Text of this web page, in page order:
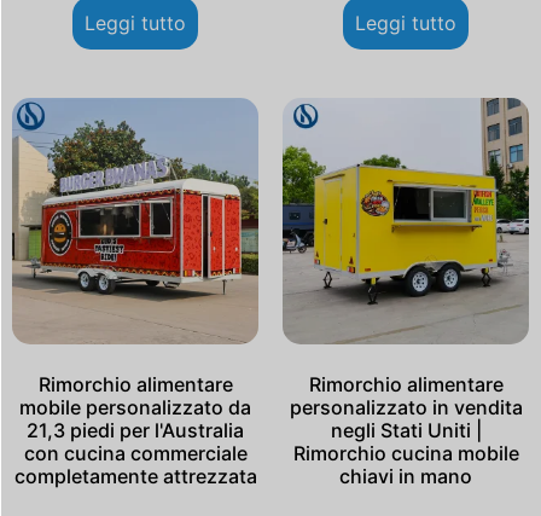
Leggi tutto Leggi tutto
Rimorchio alimentare
mobile personalizzato da
21,3 piedi per l'Australia
con cucina commerciale
completamente attrezzata
Rimorchio alimentare
personalizzato in vendita
negli Stati Uniti |
Rimorchio cucina mobile
chiavi in ​​mano